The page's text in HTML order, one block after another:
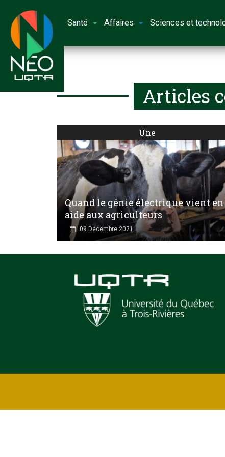
Santé Affaires Sciences et
Articles
Une
Quand le génie électrique vient en
aide aux agriculteurs
09 Décembre 2021